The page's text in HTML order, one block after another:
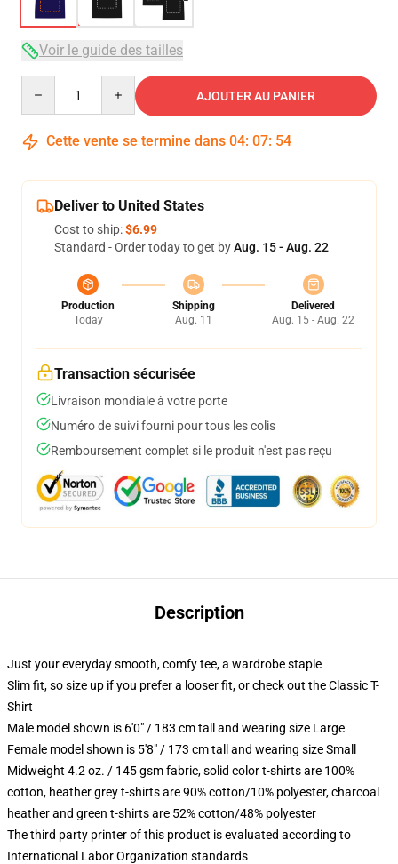
Voir le guide des tailles
AJOUTER AU PANIER
Cette vente se termine dans 04: 07: 54
Deliver to United States
Cost to ship:$6.99
Standard - Order today to get byAug. 15 - Aug. 22
Production
Today
Shipping
Aug. 11
Delivered
Aug. 15 - Aug. 22
Transaction sécurisée
Livraison mondiale à votre porte
Numéro de suivi fourni pour tous les colis
Remboursement complet si le produit n'est pas reçu
Description
Just your everyday smooth, comfy tee, a wardrobe staple
Slim fit, so size up if you prefer a looser fit, or check out the Classic T-
Shirt
Male model shown is 6'0" / 183 cm tall and wearing size Large
Female model shown is 5'8" / 173 cm tall and wearing size Small
Midweight 4.2 oz. / 145 gsm fabric, solid color t-shirts are 100%
cotton, heather grey t-shirts are 90% cotton/10% polyester, charcoal
heather and green t-shirts are 52% cotton/48% polyester
The third party printer of this product is evaluated according to
International Labor Organization standards